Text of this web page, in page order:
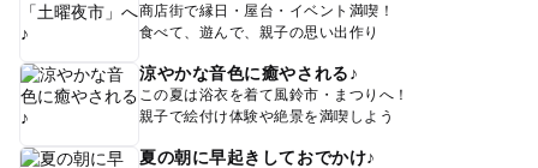
商店街で縁日・屋台・イベント満喫！
食べて、遊んで、親子の思い出作り
涼やかな音色に癒やされる♪
この夏は浴衣を着て風鈴市・まつりへ！
親子で絵付け体験や絶景を満喫しよう
夏の朝に早起きしておでかけ♪